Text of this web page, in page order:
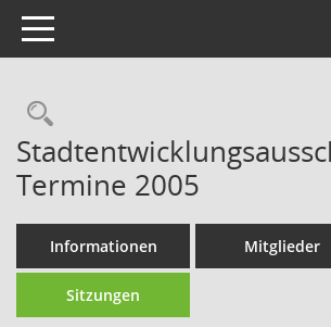
Toggle navigation
Rechercheauswahl
Termine 2005
Informationen Mitglieder
Sitzungen